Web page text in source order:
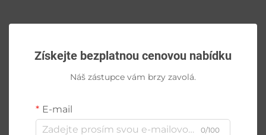
Získejte bezplatnou cenovou nabídku
Náš zástupce vám brzy zavolá.
E-mail
0/100